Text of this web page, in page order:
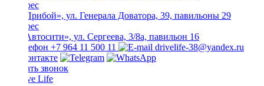
ТЦ «Прибой», ул. Генерала Доватора, 39, павильоны 29
ТЦ «Автосити», ул. Сергеева, 3/8а, павильон 16
+7 964 11 500 11
drivelife-38@yandex.ru
Заказать звонок